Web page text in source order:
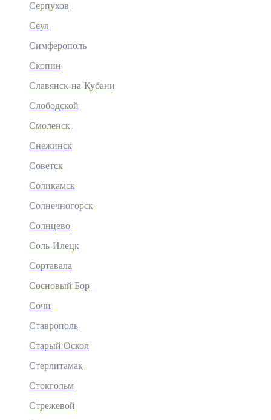
Серпухов
Сеул
Симферополь
Скопин
Славянск-на-Кубани
Слободской
Смоленск
Снежинск
Советск
Соликамск
Солнечногорск
Солнцево
Соль-Илецк
Сортавала
Сосновый Бор
Сочи
Ставрополь
Старый Оскол
Стерлитамак
Стокгольм
Стрежевой